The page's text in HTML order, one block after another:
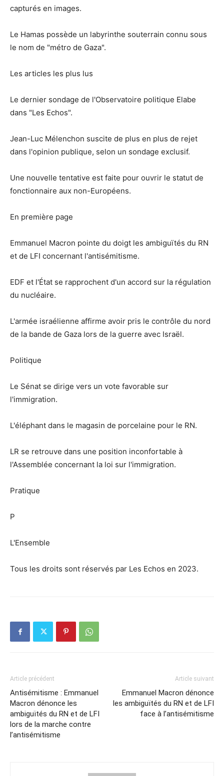
capturés en images.
Le Hamas possède un labyrinthe souterrain connu sous
le nom de "métro de Gaza".
Les articles les plus lus
Le dernier sondage de l'Observatoire politique Elabe
dans "Les Echos".
Jean-Luc Mélenchon suscite de plus en plus de rejet
dans l'opinion publique, selon un sondage exclusif.
Une nouvelle tentative est faite pour ouvrir le statut de
fonctionnaire aux non-Européens.
En première page
Emmanuel Macron pointe du doigt les ambiguïtés du RN
et de LFI concernant l'antisémitisme.
EDF et l'État se rapprochent d'un accord sur la régulation
du nucléaire.
L'armée israélienne affirme avoir pris le contrôle du nord
de la bande de Gaza lors de la guerre avec Israël.
Politique
Le Sénat se dirige vers un vote favorable sur
l'immigration.
L'éléphant dans le magasin de porcelaine pour le RN.
LR se retrouve dans une position inconfortable à
l'Assemblée concernant la loi sur l'immigration.
Pratique
P
L'Ensemble
Tous les droits sont réservés par Les Echos en 2023.
Article précédent
Antisémitisme : Emmanuel
Macron dénonce les
ambiguïtés du RN et de LFI
lors de la marche contre
l’antisémitisme
Article suivant
Emmanuel Macron dénonce
les ambiguïtés du RN et de LFI
face à l’antisémitisme